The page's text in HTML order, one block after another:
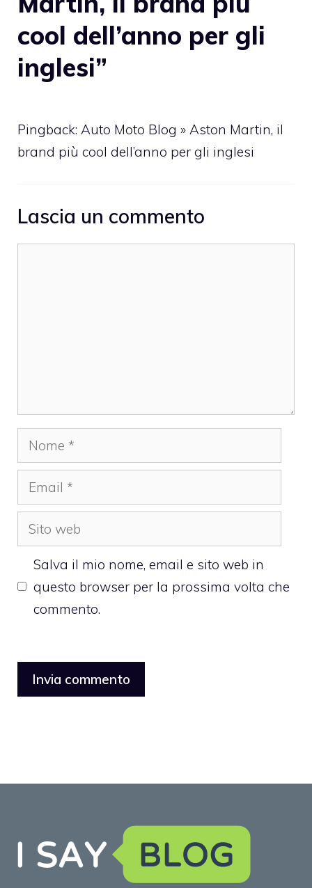
cool dell’anno per gli
inglesi”
Pingback: Auto Moto Blog » Aston Martin, il
brand più cool dell’anno per gli inglesi
Lascia un commento
Nome
Email
Sito
web
Salva il mio nome, email e sito web in
questo browser per la prossima volta che
commento.